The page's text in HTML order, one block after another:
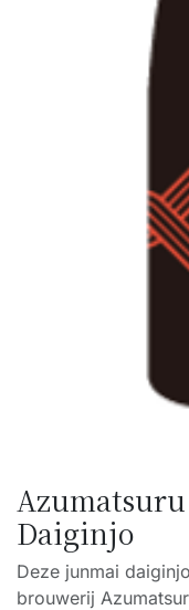
Daiginjo
Deze junmai
brouwerij